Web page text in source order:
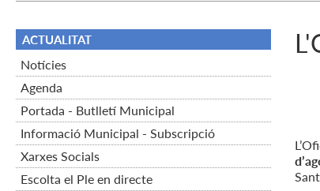
ACTUALITAT
Notícies
Agenda
Portada - Butlletí Municipal
Informació Municipal - Subscripció
Xarxes Socials
Escolta el Ple en directe